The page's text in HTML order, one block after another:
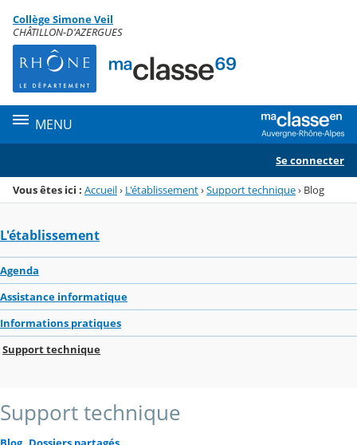
Menu de la rubrique
Contenu
Collège Simone Veil
CHÂTILLON-D'AZERGUES
MENU
Se connecter
Vous êtes ici : Accueil› L'établissement›Support technique› Blog
L'établissement
Agenda
Assistance informatique
Informations pratiques
Support technique
Support technique